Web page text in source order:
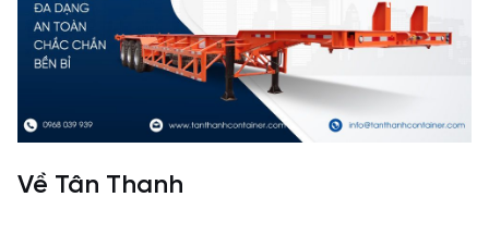
Về Tân Thanh